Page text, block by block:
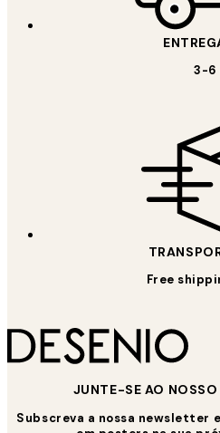
3-6
Free
JUNTE-SE AO
Subscreva a nossa newsletter